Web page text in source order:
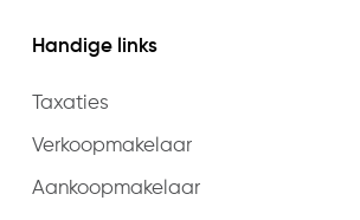
Handige links
Taxaties
Verkoopmakelaar
Aankoopmakelaar